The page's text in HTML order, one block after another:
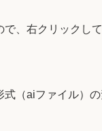
、右クリックし
（aiファイル）